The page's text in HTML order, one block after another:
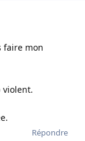
faire mon
violent.
Répondre